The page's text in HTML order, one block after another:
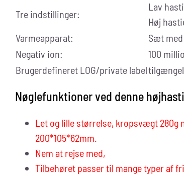
Tre indstillinger:
Lav
Høj
Varmeapparat:
Sæt
Negativ ion:
100
Brugerdefineret LOG/private label
Nøglefunktioner ved denne
Let og lille størrelse, kropsvægt 280g
200*105*62mm.
Nem at rejse med,
Tilbehøret passer til mange typer af